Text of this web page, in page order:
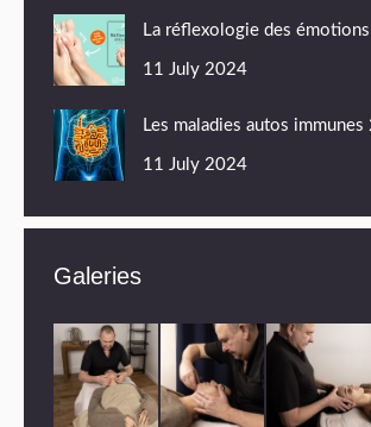
La réflexologie des
11 July 2024
Les maladies autos immunes
11 July 2024
Galeries